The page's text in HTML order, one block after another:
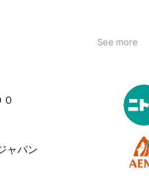
See more
ャパン